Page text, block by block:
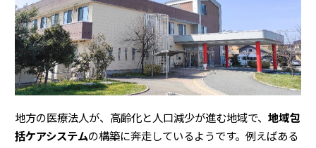
地方の医療法人が、高齢化と人口減少が進む地域で、 地域包
括ケアシステムの構築に奔走しているようです。例えばある